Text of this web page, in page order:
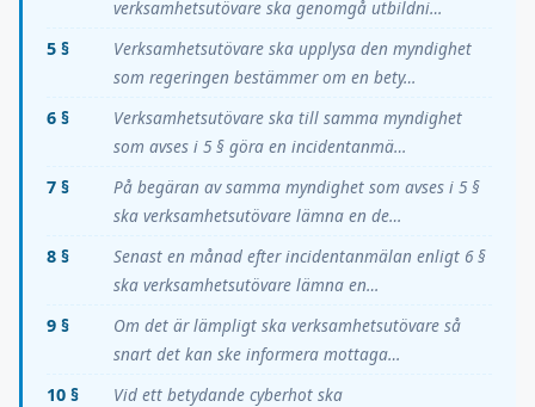
verksamhetsutövare ska genomgå utbildni…
5 §
Verksamhetsutövare ska upplysa den myndighet
som regeringen bestämmer om en bety…
6 §
Verksamhetsutövare ska till samma myndighet
som avses i 5 § göra en incidentanmä…
7 §
På begäran av samma myndighet som avses i 5 §
ska verksamhetsutövare lämna en de…
8 §
Senast en månad efter incidentanmälan enligt 6 §
ska verksamhetsutövare lämna en…
9 §
Om det är lämpligt ska verksamhetsutövare så
snart det kan ske informera mottaga…
10 §
Vid ett betydande cyberhot ska